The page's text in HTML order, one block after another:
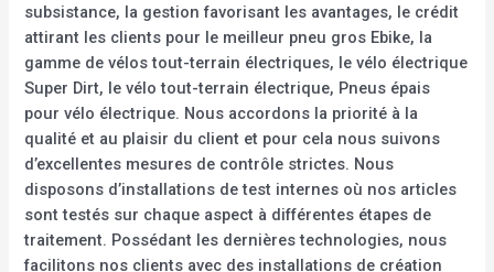
subsistance, la gestion favorisant les avantages, le crédit
attirant les clients pour le meilleur pneu gros Ebike, la
gamme de vélos tout-terrain électriques, le vélo électrique
Super Dirt, le vélo tout-terrain électrique, Pneus épais
pour vélo électrique. Nous accordons la priorité à la
qualité et au plaisir du client et pour cela nous suivons
d’excellentes mesures de contrôle strictes. Nous
disposons d’installations de test internes où nos articles
sont testés sur chaque aspect à différentes étapes de
traitement. Possédant les dernières technologies, nous
facilitons nos clients avec des installations de création